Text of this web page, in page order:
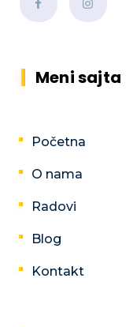
Meni sajta
Početna
O nama
Radovi
Blog
Kontakt